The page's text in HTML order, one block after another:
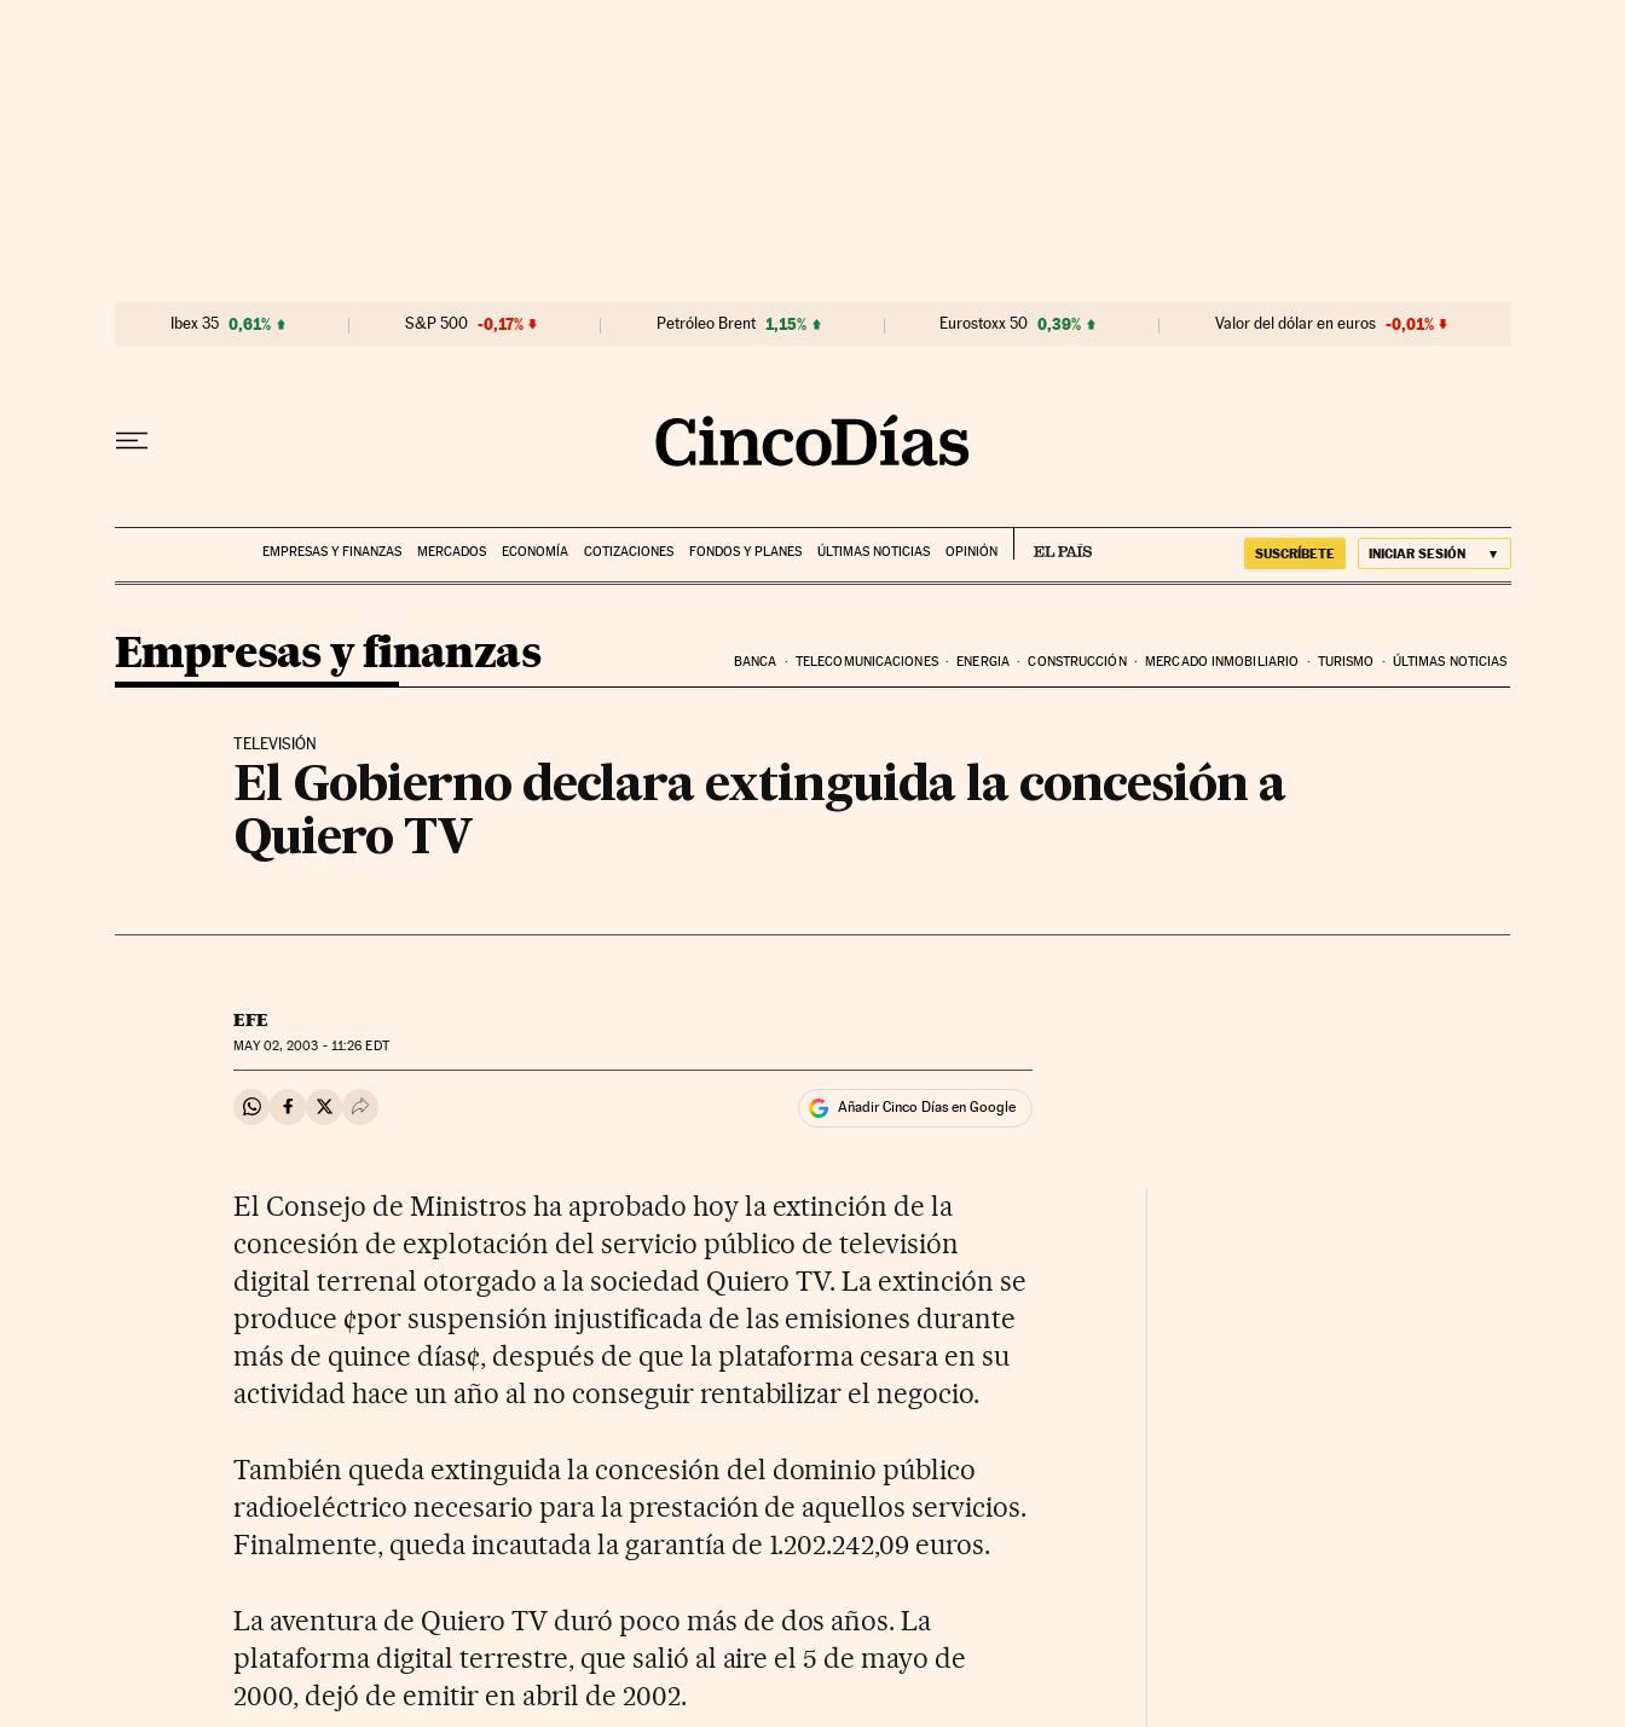
Ibex 35 0,61% S&P 500 -0,17% Petróleo Brent 1,15% Eurostoxx 50 0,39% Valor del dólar en euros -0,01%
EMPRESAS Y FINANZAS MERCADOS ECONOMÍA COTIZACIONES FONDOS Y PLANES ÚLTIMAS NOTICIAS OPINIÓN SUSCRÍBETE INICIAR SESIÓN
Empresas y finanzas BANCA TELECOMUNICACIONES ENERGIA CONSTRUCCIÓN MERCADO INMOBILIARIO TURISMO ÚLTIMAS NOTICIAS
TELEVISIÓN
El Gobierno declara extinguida la concesión a
Quiero TV
EFE
MAY02, 2003 - 11:26 EDT
Compartir en Whatsapp
Compartir en Facebook
Compartir en Twitter
Desplegar Redes Sociales Añadir Cinco Días en Google
El Consejo de Ministros ha aprobado hoy la extinción de la
concesión de explotación del servicio público de televisión
digital terrenal otorgado a la sociedad Quiero TV. La extinción se
produce ¢por suspensión injustificada de las emisiones durante
más de quince días¢, después de que la plataforma cesara en su
actividad hace un año al no conseguir rentabilizar el negocio.
También queda extinguida la concesión del dominio público
radioeléctrico necesario para la prestación de aquellos servicios.
Finalmente, queda incautada la garantía de 1.202.242,09 euros.
La aventura de Quiero TV duró poco más de dos años. La
plataforma digital terrestre, que salió al aire el 5 de mayo de
2000, dejó de emitir en abril de 2002.